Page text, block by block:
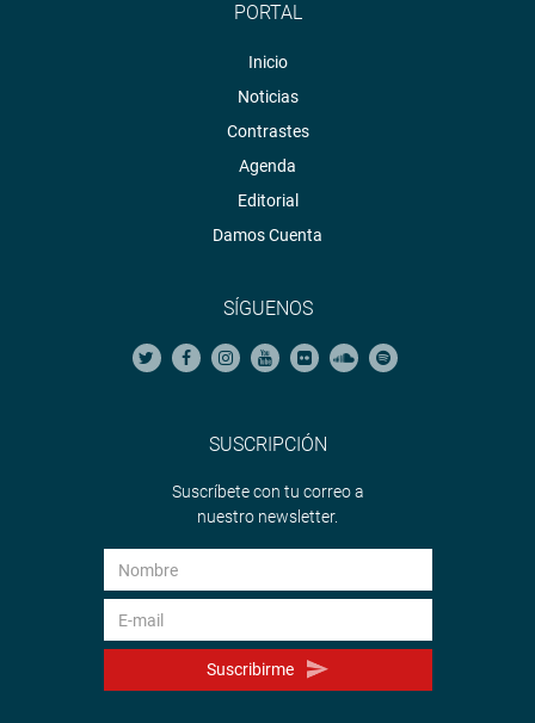
PORTAL
Inicio
Noticias
Contrastes
Agenda
Editorial
Damos Cuenta
SÍGUENOS
SUSCRIPCIÓN
Suscríbete con tu correo a
nuestro newsletter.
Suscribirme